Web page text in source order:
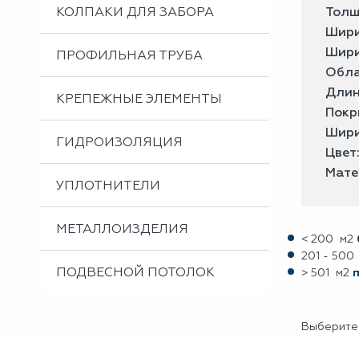
КОЛПАКИ ДЛЯ ЗАБОРА
ПРОФИЛЬНАЯ ТРУБА
КРЕПЕЖНЫЕ ЭЛЕМЕНТЫ
ГИДРОИЗОЛЯЦИЯ
УПЛОТНИТЕЛИ
МЕТАЛЛОИЗДЕЛИЯ
ПОДВЕСНОЙ ПОТОЛОК
< 200 м2
201 -
> 501 м2
Выберите